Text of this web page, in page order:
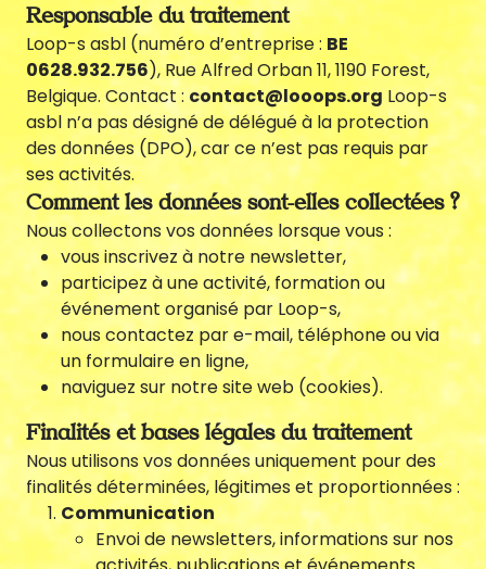
fr|en
Responsable du traitement
Loop-s asbl (numéro d’entreprise : BE
0628.932.756), Rue Alfred Orban 11, 1190 Forest,
Belgique. Contact : contact@looops.org Loop-s
asbl n’a pas désigné de délégué à la protection
des données (DPO), car ce n’est pas requis par
ses activités.
Comment les données sont-elles collectées ?
Nous collectons vos données lorsque vous :
vous inscrivez à notre newsletter,
participez à une activité, formation ou
événement organisé par Loop-s,
nous contactez par e-mail, téléphone ou via
un formulaire en ligne,
naviguez sur notre site web (cookies).
Finalités et bases légales du traitement
Nous utilisons vos données uniquement pour des
finalités déterminées, légitimes et proportionnées :
Communication
Envoi de newsletters, informations sur nos